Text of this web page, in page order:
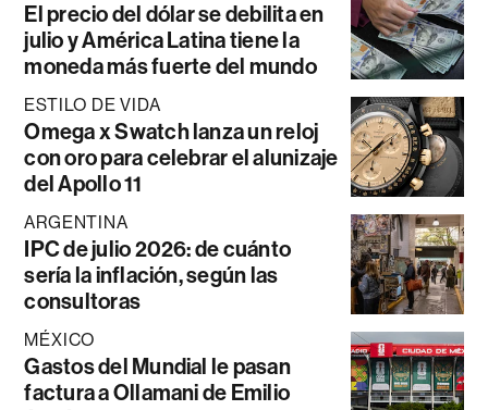
El precio del dólar se debilita en
julio y América Latina tiene la
moneda más fuerte del mundo
ESTILO DE VIDA
Omega x Swatch lanza un reloj
con oro para celebrar el alunizaje
del Apollo 11
ARGENTINA
IPC de julio 2026: de cuánto
sería la inflación, según las
consultoras
MÉXICO
Gastos del Mundial le pasan
factura a Ollamani de Emilio